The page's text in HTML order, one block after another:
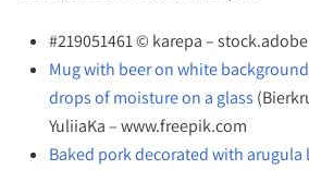
#219051461 © karepa–
Mug with beer on white
drops of moisture on a glass
YuliiaKa –www.freepik.com
Baked pork decorated with arugula